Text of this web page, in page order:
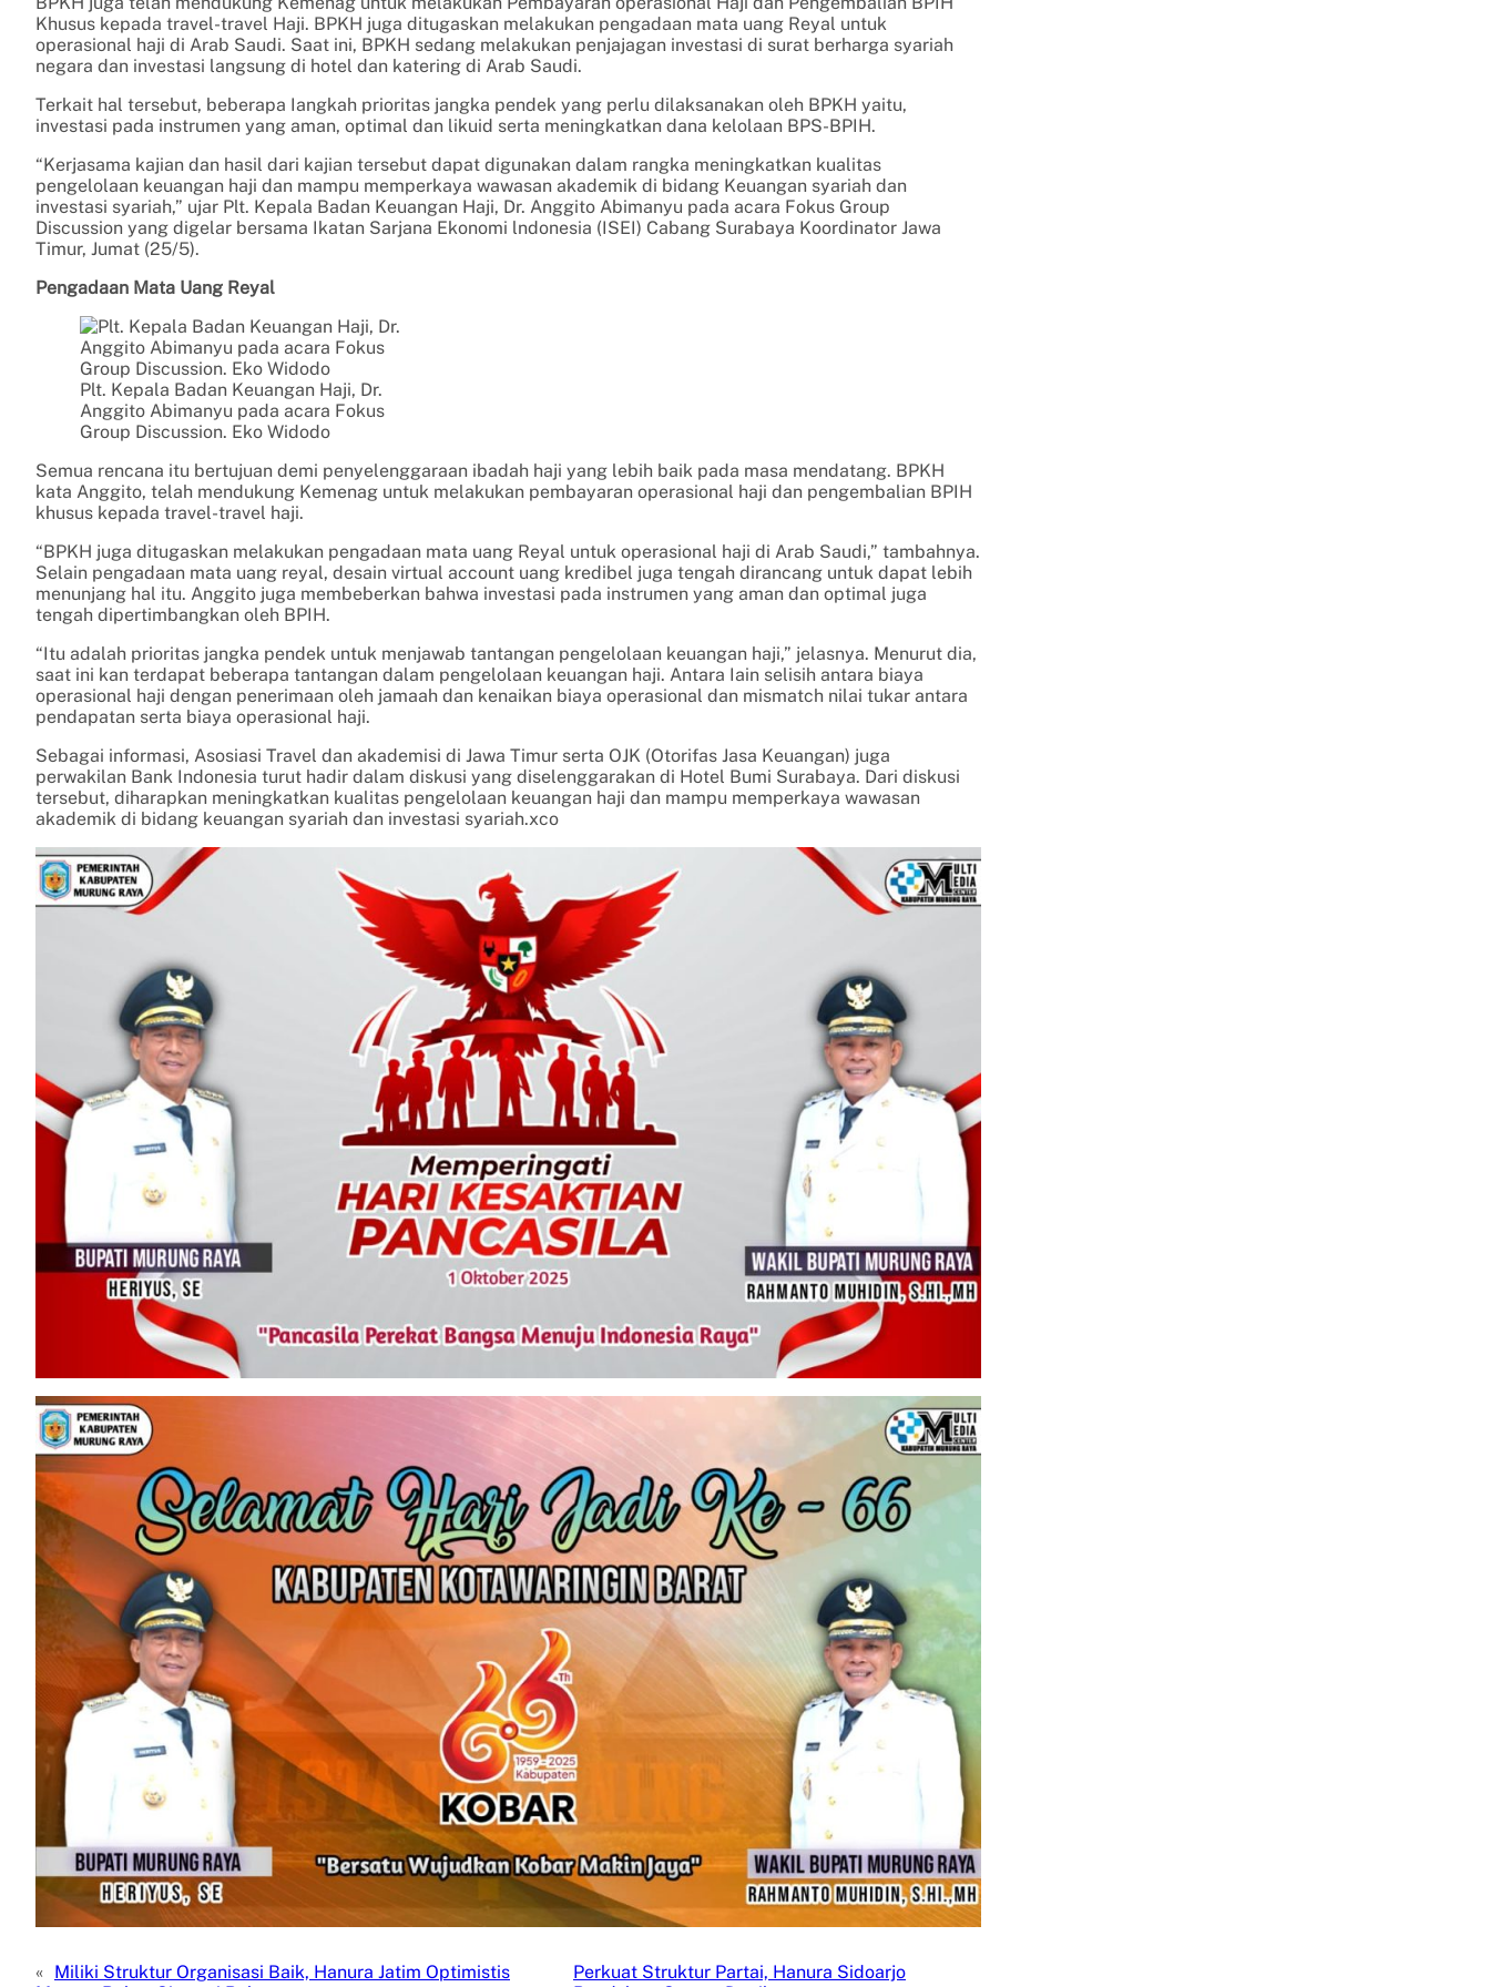
Khusus kepada travel-travel Haji. BPKH juga ditugaskan melakukan pengadaan mata uang Reyal untuk
operasional haji di Arab Saudi. Saat ini, BPKH sedang melakukan penjajagan investasi di surat berharga syariah
negara dan investasi langsung di hotel dan katering di Arab Saudi.
Terkait hal tersebut, beberapa Iangkah prioritas jangka pendek yang perlu dilaksanakan oleh BPKH yaitu,
investasi pada instrumen yang aman, optimal dan likuid serta meningkatkan dana kelolaan BPS-BPIH.
“Kerjasama kajian dan hasil dari kajian tersebut dapat digunakan dalam rangka meningkatkan kualitas
pengelolaan keuangan haji dan mampu memperkaya wawasan akademik di bidang Keuangan syariah dan
investasi syariah,” ujar Plt. Kepala Badan Keuangan Haji, Dr. Anggito Abimanyu pada acara Fokus Group
Discussion yang digelar bersama Ikatan Sarjana Ekonomi lndonesia (ISEI) Cabang Surabaya Koordinator Jawa
Timur, Jumat (25/5).
Pengadaan Mata Uang Reyal
Plt. Kepala Badan Keuangan Haji, Dr.
Anggito Abimanyu pada acara Fokus
Group Discussion. Eko Widodo
Semua rencana itu bertujuan demi penyelenggaraan ibadah haji yang lebih baik pada masa mendatang. BPKH
kata Anggito, telah mendukung Kemenag untuk melakukan pembayaran operasional haji dan pengembalian BPIH
khusus kepada travel-travel haji.
“BPKH juga ditugaskan melakukan pengadaan mata uang Reyal untuk operasional haji di Arab Saudi,” tambahnya.
Selain pengadaan mata uang reyal, desain virtual account uang kredibel juga tengah dirancang untuk dapat lebih
menunjang hal itu. Anggito juga membeberkan bahwa investasi pada instrumen yang aman dan optimal juga
tengah dipertimbangkan oleh BPIH.
“Itu adalah prioritas jangka pendek untuk menjawab tantangan pengelolaan keuangan haji,” jelasnya. Menurut dia,
saat ini kan terdapat beberapa tantangan dalam pengelolaan keuangan haji. Antara Iain selisih antara biaya
operasional haji dengan penerimaan oleh jamaah dan kenaikan biaya operasional dan mismatch nilai tukar antara
pendapatan serta biaya operasional haji.
Sebagai informasi, Asosiasi Travel dan akademisi di Jawa Timur serta OJK (Otorifas Jasa Keuangan) juga
perwakilan Bank Indonesia turut hadir dalam diskusi yang diselenggarakan di Hotel Bumi Surabaya. Dari diskusi
tersebut, diharapkan meningkatkan kualitas pengelolaan keuangan haji dan mampu memperkaya wawasan
akademik di bidang keuangan syariah dan investasi syariah.xco
« Miliki Struktur Organisasi Baik, Hanura Jatim Optimistis
Perkuat Struktur Partai, Hanura Sidoarjo